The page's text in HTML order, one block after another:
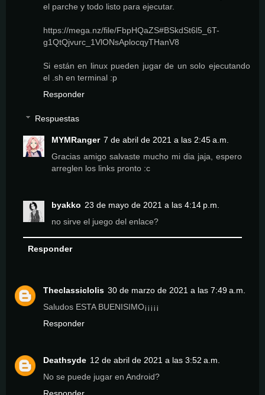
el parche y todo listo para ejecutar.
https://mega.nz/file/FbpHQaZS#BSkdSt6l5_6T-
g1QtQjvurc_1VlONsAplocqyTHanV8
Si están en linux pueden jugar de un solo ejecutando
el .sh en terminal :p
Responder
Respuestas
MYMRanger 7 de abril de 2021 a las 2:45 a.m.
Gracias amigo salvaste mucho mi dia jaja, espero
arreglen los links pronto :c
byakko 23 de mayo de 2021 a las 4:14 p.m.
no sirve el juego del enlace?
Responder
Theclassiclolis 30 de marzo de 2021 a las 7:49 a.m.
Saludos ESTA BUENISIMO¡¡¡¡¡
Responder
Deathsyde 12 de abril de 2021 a las 3:52 a.m.
No se puede jugar en Android?
Responder